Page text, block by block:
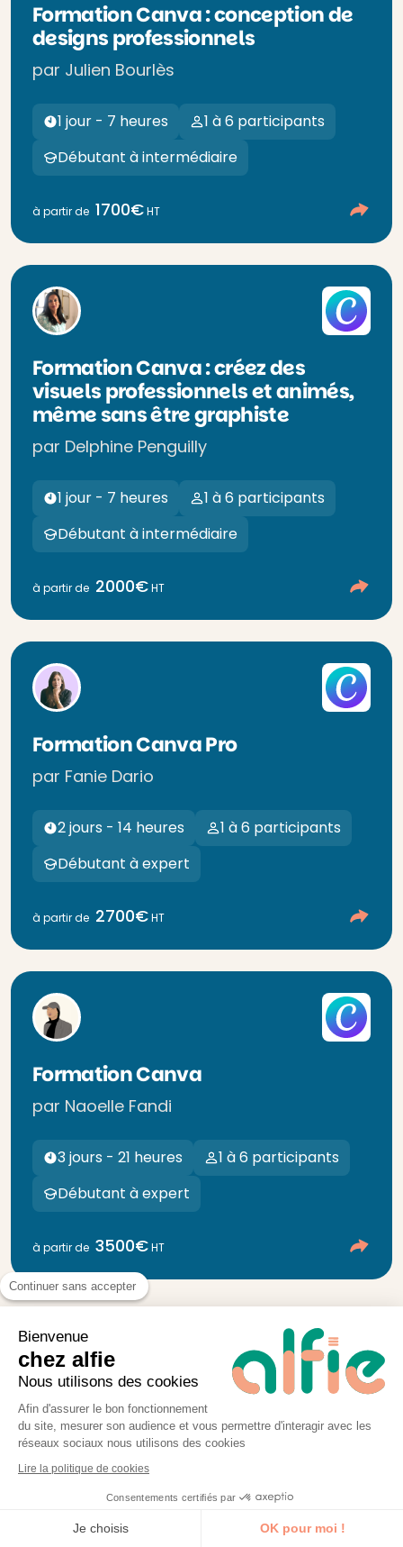
Formation Canva : conception de
designs professionnels
par Julien Bourlès
1 jour - 7 heures
1 à 6 participants
Débutant à intermédiaire
à partir de 1700€HT
Formation Canva : créez des
visuels professionnels et animés,
même sans être graphiste
par Delphine Penguilly
1 jour - 7 heures
1 à 6 participants
Débutant à intermédiaire
à partir de 2000€HT
Formation Canva Pro
par Fanie Dario
2 jours - 14 heures
1 à 6 participants
Débutant à expert
à partir de 2700€HT
Formation Canva
par Naoelle Fandi
3 jours - 21 heures
1 à 6 participants
Débutant à expert
à partir de 3500€HT
J'ai déjà fait 2 formations par
l'intermédiaire de ce centre de
formation et les formateurs sont
en plus, les formateurs se sont
Continuer sans accepter
Bienvenue
chez alfie
Nous utilisons des cookies
Afin d'assurer le bon fonctionnement
du site, mesurer son audience et vous permettre d'interagir avec les
réseaux sociaux nous utilisons des cookies
Lire la politique de cookies
Consentements certifiés par
Je choisis OK pour moi !